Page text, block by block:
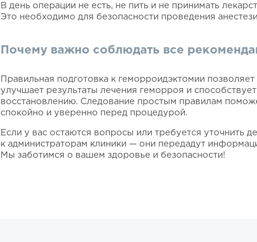
В день операции не есть, не пить и не принимать
Это необходимо для безопасности проведения
Почему важно соблюдать все
Правильная подготовка к геморроидэктомии
улучшает результаты лечения геморроя и
восстановлению. Следование простым правилам
спокойно и уверенно перед процедурой.
Если у вас остаются вопросы или требуется уточнить
к администраторам клиники — они передадут
Мы заботимся о вашем здоровье и безопасности!